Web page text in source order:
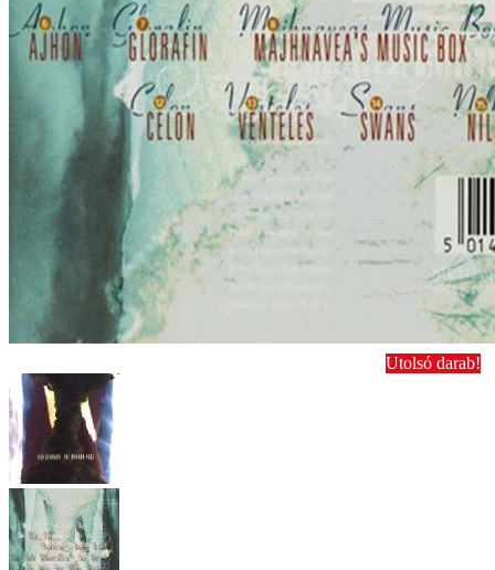
Utolsó darab!